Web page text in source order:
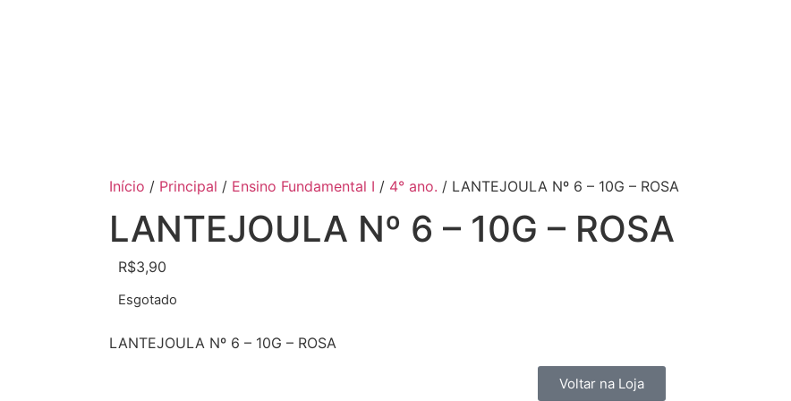
Início / Principal / Ensino Fundamental I / 4° ano. / LANTEJOULA Nº 6 – 10G – ROSA
LANTEJOULA Nº 6 – 10G – ROSA
R$3,90
Esgotado
LANTEJOULA Nº 6 – 10G – ROSA
Voltar na Loja